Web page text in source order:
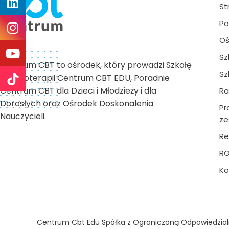
Centrum CBT to ośrodek, który prowadzi Szkołę
Psychoterapii Centrum CBT EDU, Poradnie
Centrum CBT dla Dzieci i Młodzieży i dla
Dorosłych oraz Ośrodek Doskonalenia
Nauczycieli.
Centrum Cbt Edu Spółka z Ograniczoną